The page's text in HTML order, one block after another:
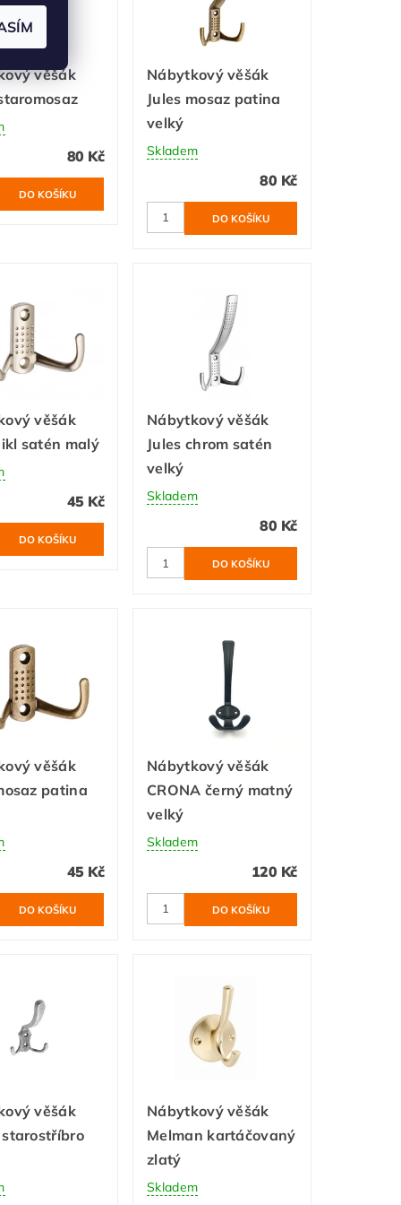
věšák
80 Kč
Nábytkový věšák
Jules mosaz patina
velký
Skladem
80 Kč
věšák
satén malý
45 Kč
Nábytkový věšák
Jules chrom satén
velký
Skladem
80 Kč
věšák
patina
45 Kč
Nábytkový věšák
CRONA černý matný
velký
Skladem
120 Kč
věšák
Nábytkový věšák
Melman kartáčovaný
zlatý
Skladem